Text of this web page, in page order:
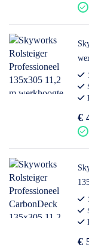
€
€